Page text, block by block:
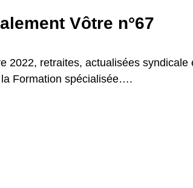
Vôtre n°67
2022, retraites, actualisées syndicale
Formation spécialisée….